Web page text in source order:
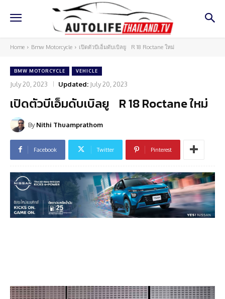
Home Bmw Motorcycle เปิดตัวบีเอ็มดับเบิลยู R 18 Roctane ใหม่
BMW MOTORCYCLE VEHICLE
July 20, 2023 Updated: July 20, 2023
เปิดตัวบีเอ็มดับเบิลยู R 18 Roctane ใหม่
By Nithi Thuamprathom
Facebook Twitter Pinterest